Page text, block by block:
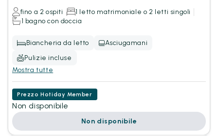
fino a 2 ospiti
1 letto matrimoniale o 2 letti singoli
1 bagno con doccia
Biancheria da letto
Asciugamani
Pulizie incluse
Mostra tutte
Prezzo Hotiday Member
Non disponibile
Non disponibile